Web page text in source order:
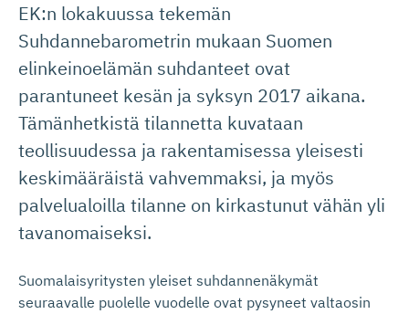
EK:n lokakuussa tekemän
Suhdannebarometrin mukaan Suomen
elinkeinoelämän suhdanteet ovat
parantuneet kesän ja syksyn 2017 aikana.
Tämänhetkistä tilannetta kuvataan
teollisuudessa ja rakentamisessa yleisesti
keskimääräistä vahvemmaksi, ja myös
palvelualoilla tilanne on kirkastunut vähän yli
tavanomaiseksi.
Suomalaisyritysten yleiset suhdannenäkymät
seuraavalle puolelle vuodelle ovat pysyneet valtaosin